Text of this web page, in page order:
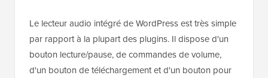
Le lecteur audio intégré de WordPress est très simple
par rapport à la plupart des plugins. Il dispose d'un
bouton lecture/pause, de commandes de volume,
d'un bouton de téléchargement et d'un bouton pour